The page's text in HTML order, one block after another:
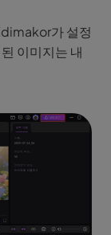
가 설정
이미지는 내